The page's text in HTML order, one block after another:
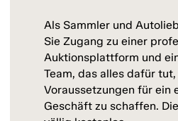
Als Sammler und
Sie Zugang zu einer
Auktionsplattform und
Team, das alles dafür
Voraussetzungen für ein
Geschäft zu schaffen.